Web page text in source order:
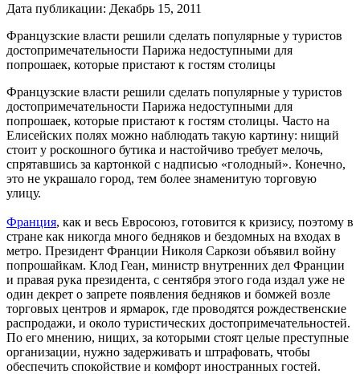
Дата публикации: Декабрь 15, 2011
Французские власти решили сделать популярные у туристов
достопримечательности Парижа недоступными для
попрошаек, которые пристают к гостям столицы
Французские власти решили сделать популярные у туристов
достопримечательности Парижа недоступными для
попрошаек, которые пристают к гостям столицы. Часто на
Елисейских полях можно наблюдать такую картину: нищий
стоит у роскошного бутика и настойчиво требует мелочь,
спрятавшись за картонкой с надписью «голодный». Конечно,
это не украшало город, тем более знаменитую торговую
улицу.
Франция, как и весь Евросоюз, готовится к кризису, поэтому в
стране как никогда много бедняков и бездомных на входах в
метро. Президент Франции Николя Саркози объявил войну
попрошайкам. Клод Геан, министр внутренних дел Франции
и правая рука президента, с сентября этого года издал уже не
один декрет о запрете появления бедняков и бомжей возле
торговых центров и ярмарок, где проводятся рождественские
распродажи, и около туристических достопримечательностей.
По его мнению, нищих, за которыми стоят целые преступные
организации, нужно задерживать и штрафовать, чтобы
обеспечить спокойствие и комфорт иностранных гостей.